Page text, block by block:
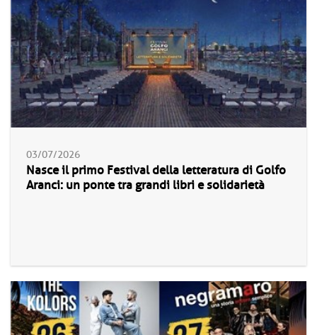
03/07/2026
Nasce il primo Festival della letteratura di Golfo
Aranci: un ponte tra grandi libri e solidarietà